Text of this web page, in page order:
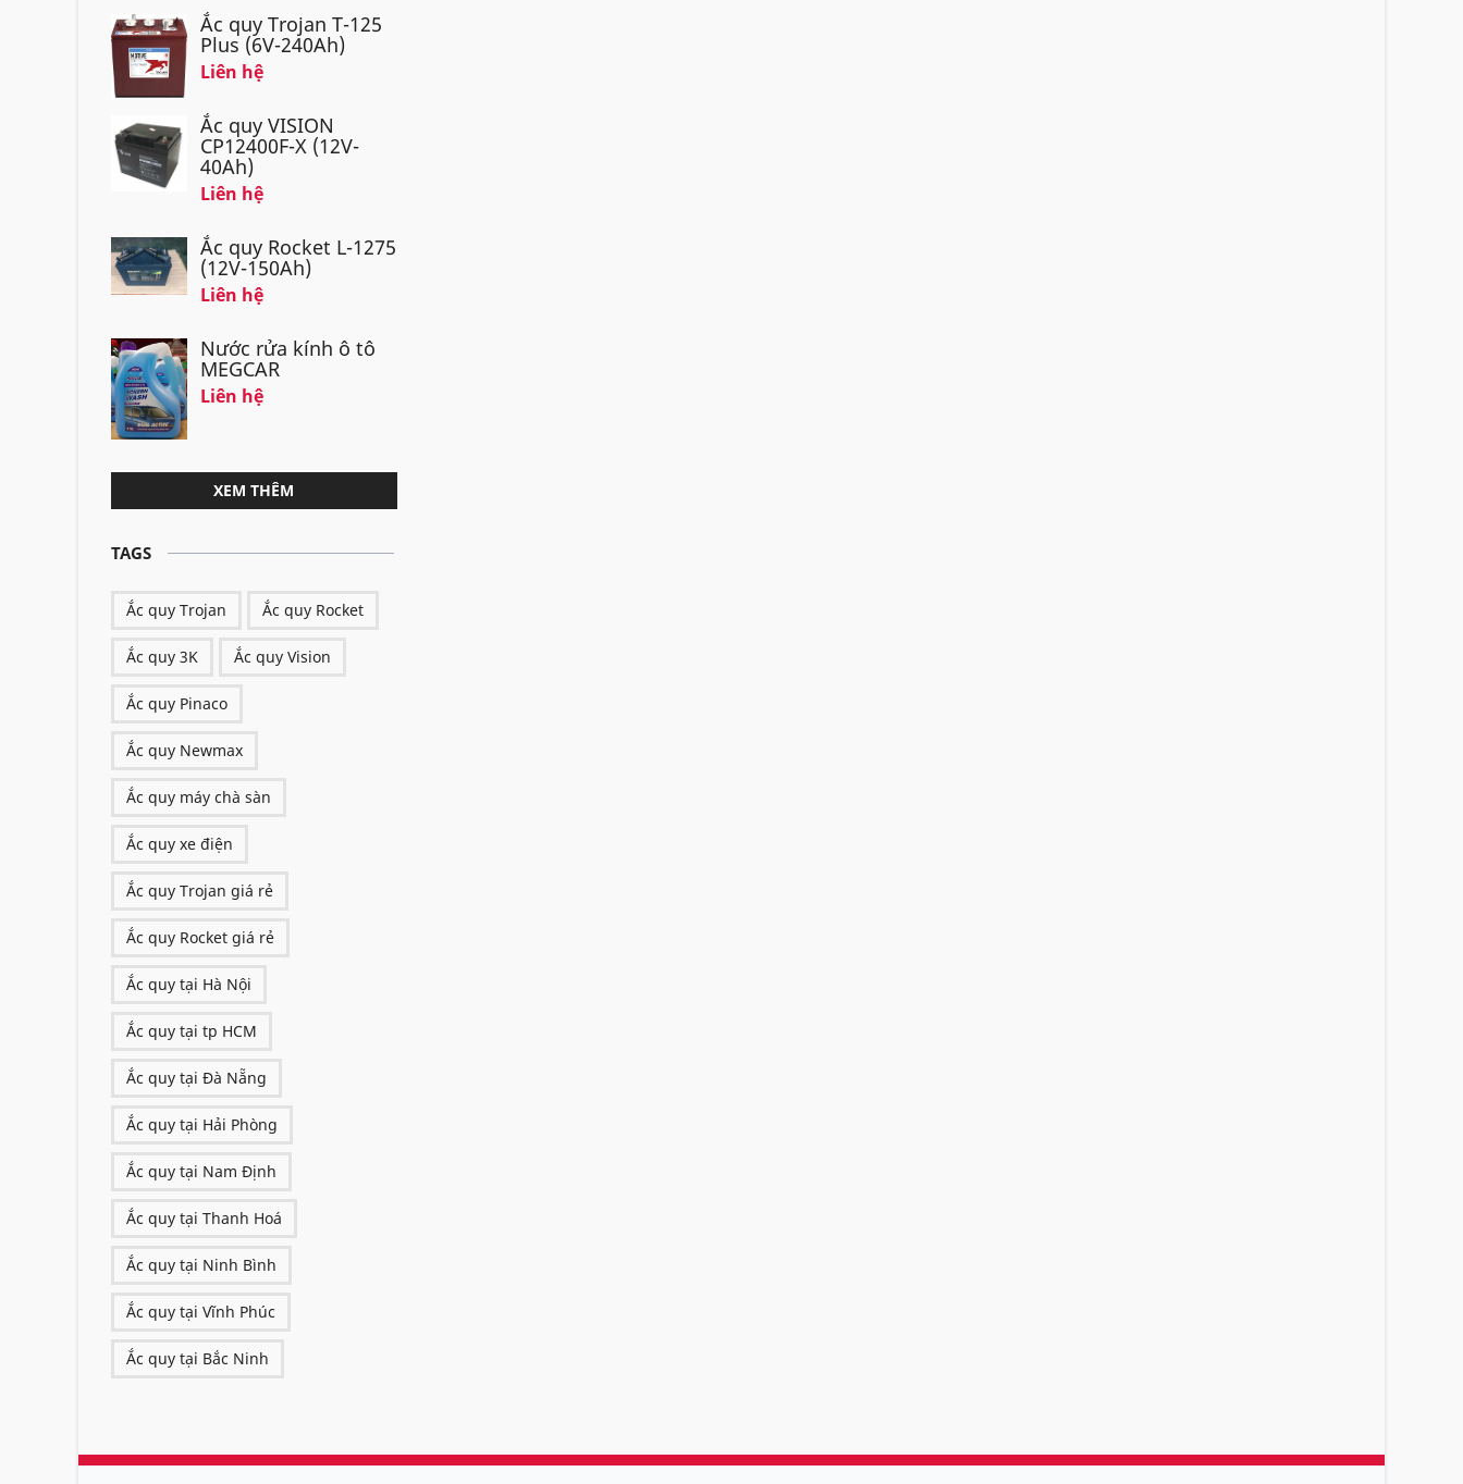
Ắc quy Trojan T-125
Plus (6V-240Ah)
Liên hệ
Ắc quy VISION
CP12400F-X (12V-
40Ah)
Liên hệ
Ắc quy Rocket L-1275
(12V-150Ah)
Liên hệ
Nước rửa kính ô tô
MEGCAR
Liên hệ
XEM THÊM
TAGS
Ắc quy Trojan Ắc quy Rocket
Ắc quy 3K Ắc quy Vision
Ắc quy Pinaco
Ắc quy Newmax
Ắc quy máy chà sàn
Ắc quy xe điện
Ắc quy Trojan giá rẻ
Ắc quy Rocket giá rẻ
Ắc quy tại Hà Nội
Ắc quy tại tp HCM
Ắc quy tại Đà Nẵng
Ắc quy tại Hải Phòng
Ắc quy tại Nam Định
Ắc quy tại Thanh Hoá
Ắc quy tại Ninh Bình
Ắc quy tại Vĩnh Phúc
Ắc quy tại Bắc Ninh